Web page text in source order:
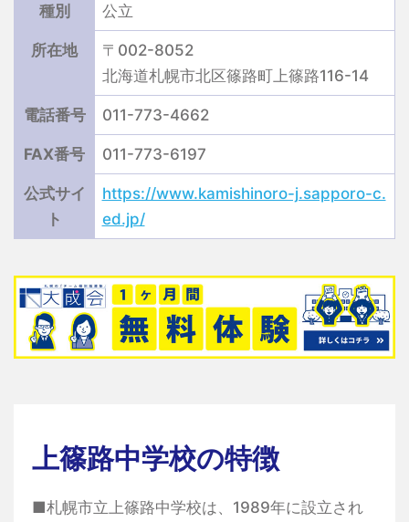
種別 公立
所在地
〒002-8052
北海道札幌市北区篠路町上篠路116-14
電話番号 011-773-4662
FAX番号 011-773-6197
公式サイ
ト
https://www.kamishinoro-j.sapporo-c.
ed.jp/
上篠路中学校の特徴
■札幌市立上篠路中学校は、1989年に設立され